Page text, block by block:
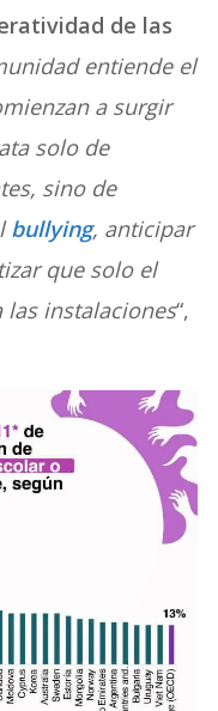
de las
entiende el
a surgir
solo de
sino de
bullying, anticipar
que solo el
las instalaciones“,